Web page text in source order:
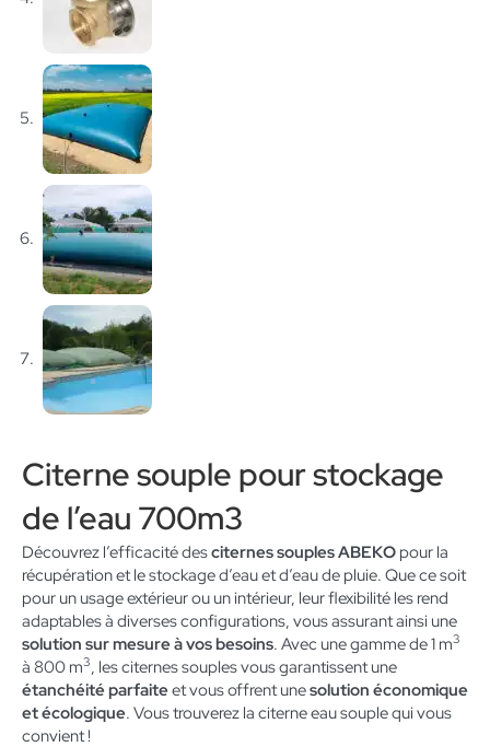
Citerne souple pour stockage
de l’eau 700m3
Découvrez l’efficacité desciternes souples ABEKO pour la
récupération et le stockage d’eau et d’eau de pluie. Que ce soit
pour un usage extérieur ou un intérieur, leur flexibilité les rend
adaptables à diverses configurations, vous assurant ainsi une
solution sur mesure à vos besoins. Avec une gamme de 1 m3
à 800 m3
, les citernes souples vous garantissent une
étanchéité parfaiteet vous offrent unesolution économique
et écologique. Vous trouverez la citerne eau souple qui vous
convient !